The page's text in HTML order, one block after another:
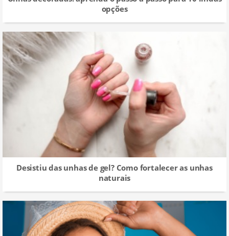
opções
Desistiu das unhas de gel? Como fortalecer as unhas
naturais